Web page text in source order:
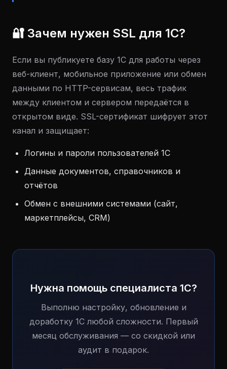
🔐 Зачем нужен SSL для 1С?
Если вы публикуете базу 1С для работы через
веб-клиент, мобильное приложение или обмен
данными по HTTP-сервисам, весь трафик
между клиентом и сервером передаётся в
открытом виде. SSL-сертификат шифрует этот
канал и защищает:
Логины и пароли пользователей 1С
Данные документов, справочников и
отчётов
Обмен с внешними системами (сайт,
маркетплейсы, CRM)
Нужна помощь специалиста 1С?
Выполню настройку, обновление и
доработку 1С любой сложности. Первый
месяц обслуживания — со скидкой или
аудит в подарок.